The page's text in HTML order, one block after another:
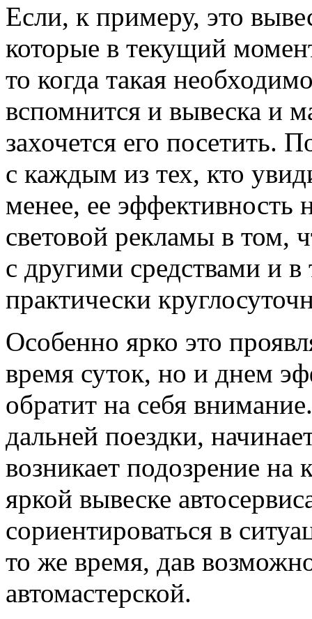
Если, к примеру, это
которые в текущий
то когда такая
вспомнится и вывеска и
захочется его посетить.
с каждым из тех, кто
менее, ее
световой рекламы в том,
с другими средствами и в
практически
Особенно ярко это
время суток, но и днем
обратит на себя
дальней поездки,
возникает подозрение на
яркой вывеске
сориентироваться в
то же время, дав
автомастерской.